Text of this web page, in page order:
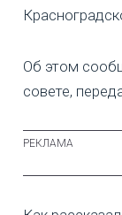
Об этом
совете,